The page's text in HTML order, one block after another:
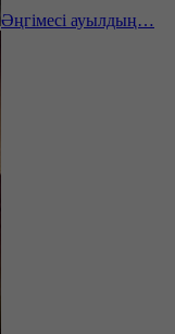
Әңгімесі ауылдың…